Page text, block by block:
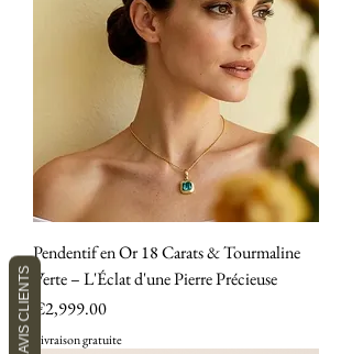
Pendentif en Or 18 Carats & Tourmaline
Verte – L'Éclat d'une Pierre Précieuse
Price
€2,999.00
Livraison gratuite
AVIS CLIENTS